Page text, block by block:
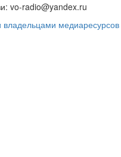
vo-radio@yandex.ru
медиаресурсов